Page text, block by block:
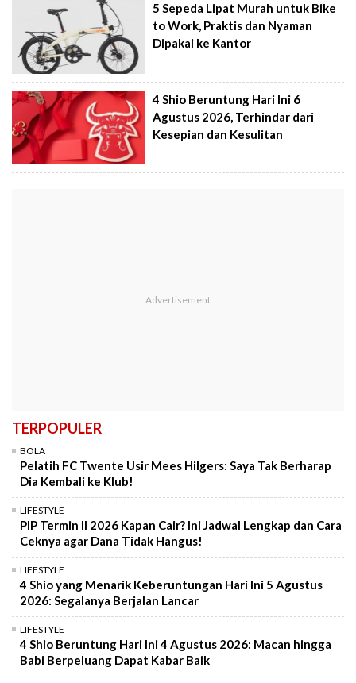
5 Sepeda Lipat Murah untuk Bike
to Work, Praktis dan Nyaman
Dipakai ke Kantor
4 Shio Beruntung Hari Ini 6
Agustus 2026, Terhindar dari
Kesepian dan Kesulitan
TERPOPULER
BOLA
Pelatih FC Twente Usir Mees Hilgers: Saya Tak Berharap
Dia Kembali ke Klub!
LIFESTYLE
PIP Termin II 2026 Kapan Cair? Ini Jadwal Lengkap dan Cara
Ceknya agar Dana Tidak Hangus!
LIFESTYLE
4 Shio yang Menarik Keberuntungan Hari Ini 5 Agustus
2026: Segalanya Berjalan Lancar
LIFESTYLE
4 Shio Beruntung Hari Ini 4 Agustus 2026: Macan hingga
Babi Berpeluang Dapat Kabar Baik